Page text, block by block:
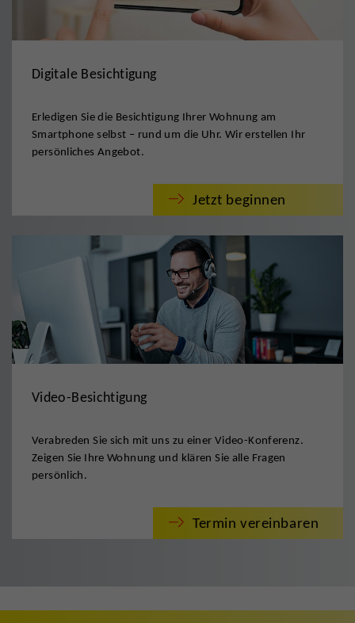
Digitale Besichtigung
Erledigen Sie die Besichtigung Ihrer Wohnung am
Smartphone selbst – rund um die Uhr. Wir erstellen Ihr
persönliches Angebot.
Jetzt beginnen
Video-Besichtigung
Verabreden Sie sich mit uns zu einer Video-Konferenz.
Zeigen Sie Ihre Wohnung und klären Sie alle Fragen
persönlich.
Termin vereinbaren